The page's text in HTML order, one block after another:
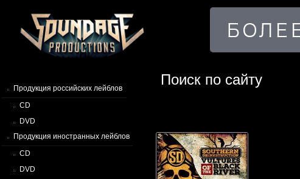
Продукция российских лейблов
CD
DVD
Продукция иностранных лейблов
CD
DVD
Поиск по сайту